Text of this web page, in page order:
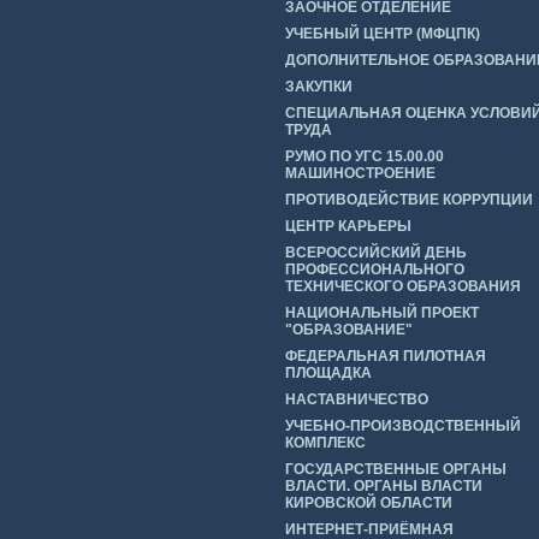
ЗАОЧНОЕ ОТДЕЛЕНИЕ
УЧЕБНЫЙ ЦЕНТР (МФЦПК)
ДОПОЛНИТЕЛЬНОЕ
ЗАКУПКИ
СПЕЦИАЛЬНАЯ ОЦЕНКА
ТРУДА
РУМО ПО УГС 15.00.00
МАШИНОСТРОЕНИЕ
ПРОТИВОДЕЙСТВИЕ КОРРУПЦИИ
ЦЕНТР КАРЬЕРЫ
ВСЕРОССИЙСКИЙ ДЕНЬ
ПРОФЕССИОНАЛЬНОГО
ТЕХНИЧЕСКОГО ОБРАЗОВАНИЯ
НАЦИОНАЛЬНЫЙ ПРОЕКТ
"ОБРАЗОВАНИЕ"
ФЕДЕРАЛЬНАЯ ПИЛОТНАЯ
ПЛОЩАДКА
НАСТАВНИЧЕСТВО
УЧЕБНО-ПРОИЗВОДСТВЕННЫЙ
КОМПЛЕКС
ГОСУДАРСТВЕННЫЕ ОРГАНЫ
ВЛАСТИ. ОРГАНЫ ВЛАСТИ
КИРОВСКОЙ ОБЛАСТИ
ИНТЕРНЕТ-ПРИЁМНАЯ